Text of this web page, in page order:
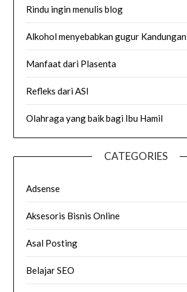
Rindu ingin menulis blog
Alkohol menyebabkan gugur Kandungan
Manfaat dari Plasenta
Refleks dari ASI
Olahraga yang baik bagi Ibu Hamil
CATEGORIES
Adsense
Aksesoris Bisnis Online
Asal Posting
Belajar SEO